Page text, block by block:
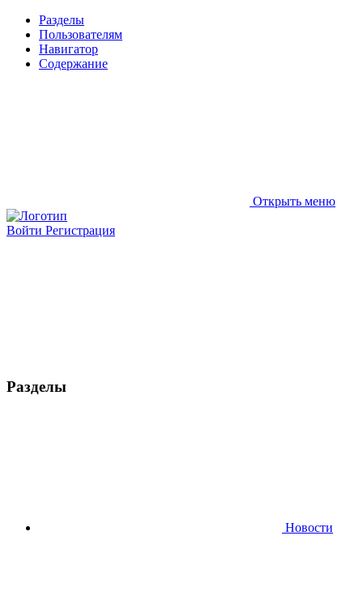
Разделы
Пользователям
Навигатор
Содержание
Открыть меню
Войти Регистрация
Разделы
Новости